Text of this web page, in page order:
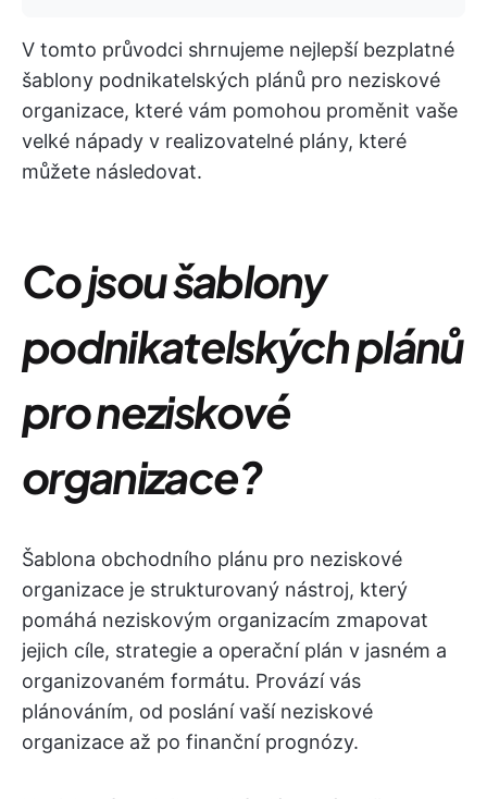
V tomto průvodci shrnujeme nejlepší bezplatné
šablony podnikatelských plánů pro neziskové
organizace, které vám pomohou proměnit vaše
velké nápady v realizovatelné plány, které
můžete následovat.
Co jsou šablony
podnikatelských plánů
pro neziskové
organizace?
Šablona obchodního plánu pro neziskové
organizace je strukturovaný nástroj, který
pomáhá neziskovým organizacím zmapovat
jejich cíle, strategie a operační plán v jasném a
organizovaném formátu. Provází vás
plánováním, od poslání vaší neziskové
organizace až po finanční prognózy.